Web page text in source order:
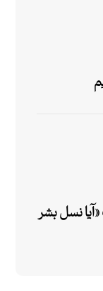
«آیا نسل بشر